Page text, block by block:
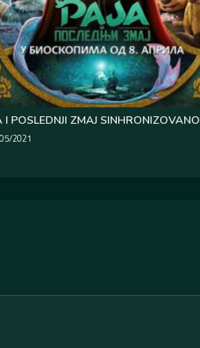
I POSLEDNJI ZMAJ SINHRONIZOVANO
2021